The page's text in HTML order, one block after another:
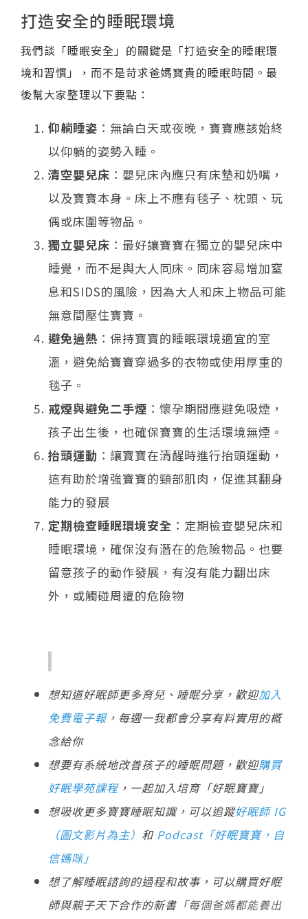
打造安全的睡眠環境
我們談「睡眠安全」的關鍵是「打造安全的睡眠環
境和習慣」，而不是苛求爸媽寶貴的睡眠時間。最
後幫大家整理以下要點：
仰躺睡姿 ：無論白天或夜晚，寶寶應該始終
以仰躺的姿勢入睡。
清空嬰兒床 ：嬰兒床內應只有床墊和奶嘴，
以及寶寶本身。床上不應有毯子、枕頭、玩
偶或床圍等物品。
獨立嬰兒床 ：最好讓寶寶在獨立的嬰兒床中
睡覺，而不是與大人同床。同床容易增加窒
息和SIDS的風險，因為大人和床上物品可能
無意間壓住寶寶。
避免過熱 ：保持寶寶的睡眠環境適宜的室
溫，避免給寶寶穿過多的衣物或使用厚重的
毯子。
戒煙與避免二手煙 ：懷孕期間應避免吸煙，
孩子出生後，也確保寶寶的生活環境無煙。
抬頭運動 ：讓寶寶在清醒時進行抬頭運動，
這有助於增強寶寶的頸部肌肉，促進其翻身
能力的發展
定期檢查睡眠環境安全 ：定期檢查嬰兒床和
睡眠環境，確保沒有潛在的危險物品。也要
留意孩子的動作發展，有沒有能力翻出床
外，或觸碰周遭的危險物
想知道好眠師更多育兒、睡眠分享，歡迎加入
免費電子報，每週一我都會分享有料實用的概
念給你
想要有系統地改善孩子的睡眠問題，歡迎購買
好眠學苑課程，一起加入培育「好眠寶寶」
想吸收更多寶寶睡眠知識，可以追蹤好眠師 IG
（圖文影片為主） 和 Podcast「好眠寶寶，自
信媽咪」
想了解睡眠諮詢的過程和故事，可以購買好眠
師與親子天下合作的新書「每個爸媽都能養出